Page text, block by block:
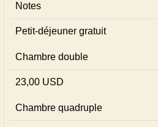
Notes
Petit-déjeuner gratuit
Chambre double
23,00 USD
Chambre quadruple